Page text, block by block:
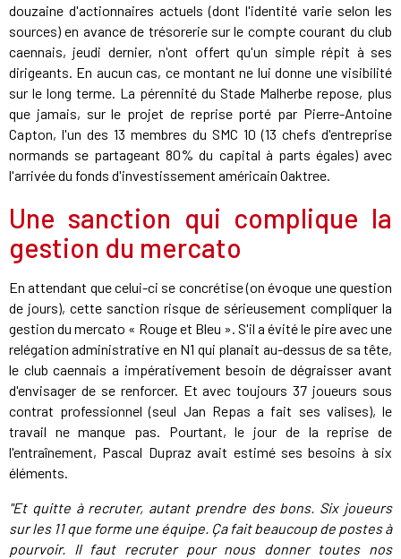
douzaine d'actionnaires actuels (dont l'identité varie selon les
sources) en avance de trésorerie sur le compte courant du club
caennais, jeudi dernier, n'ont offert qu'un simple répit à ses
dirigeants. En aucun cas, ce montant ne lui donne une visibilité
sur le long terme. La pérennité du Stade Malherbe repose, plus
que jamais, sur le projet de reprise porté par Pierre-Antoine
Capton, l'un des 13 membres du SMC 10 (13 chefs d'entreprise
normands se partageant 80% du capital à parts égales) avec
l'arrivée du fonds d'investissement américain Oaktree.
Une sanction qui complique la
gestion du mercato
En attendant que celui-ci se concrétise (on évoque une question
de jours), cette sanction risque de sérieusement compliquer la
gestion du mercato « Rouge et Bleu ». S'il a évité le pire avec une
relégation administrative en N1 qui planait au-dessus de sa tête,
le club caennais a impérativement besoin de dégraisser avant
d'envisager de se renforcer. Et avec toujours 37 joueurs sous
contrat professionnel (seul Jan Repas a fait ses valises), le
travail ne manque pas. Pourtant, le jour de la reprise de
l'entraînement, Pascal Dupraz avait estimé ses besoins à six
éléments.
"Et quitte à recruter, autant prendre des bons. Six joueurs
sur les 11 que forme une équipe. Ça fait beaucoup de postes à
pourvoir. Il faut recruter pour nous donner toutes nos